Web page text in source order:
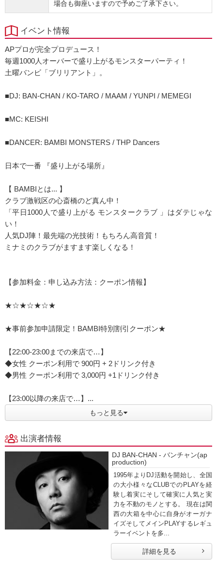
場合も御座いますので予めご了承下さい。
イベント情報
APプロが完全プロデュース！
毎週1000人オーバーで盛り上がるモンスターパーティ！
土曜バンビ「ブリリアント」。
■DJ: BAN-CHAN / KO-TARO / MAAM / YUNPI / MEMEGI
■MC: KEISHI
■DANCER: BAMBI MONSTERS / THP Dancers
日本で一番 『盛り上がる場所』
【 BAMBIとは... 】
クラブ激戦区の心斎橋のど真ん中！
「平日1000人で盛り上がる モンスタークラブ 」はダテじゃな
い！
人気DJ陣！最先端の光技術！もちろん高音質！
ミナミのクラブがますます楽しくなる！
【参加料金：申し込み方法：クーポン情報】
★☆★☆★☆★
★事前参加申請限定！BAMBI特別割引クーポン★
【22:00-23:00までの来店で…】
◆女性 クーポン利用で 900円 + 2ドリンク付き
◆男性 クーポン利用で 3,000円 +1ドリンク付き
【23:00以降の来店で…】...
もっと見る
出演者情報
DJ BAN-CHAN - バンチャン(ap
production)
1995年よりDJ活動を開始し、全国
の大小様々なCLUBでのPLAYを経
験し着実にそして確実に人気と実
力を不動のモノとする。 現在は関
西の大箱を中心に自身がオーガナ
イズそしてメインPLAYするレギュ
ラーイベントを多...
詳細を見る